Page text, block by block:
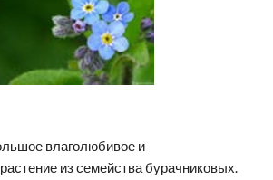
влаголюбивое и
из семейства бурачниковых.